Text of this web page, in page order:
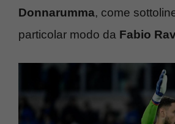
Donnarumma, come
particolar modo da Fabio